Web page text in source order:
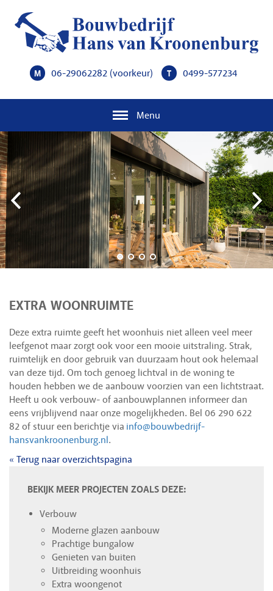
M 06-29062282 (voorkeur) T 0499-577234
Menu
Previous Next
EXTRA WOONRUIMTE
Deze extra ruimte geeft het woonhuis niet alleen veel meer
leefgenot maar zorgt ook voor een mooie uitstraling. Strak,
ruimtelijk en door gebruik van duurzaam hout ook helemaal
van deze tijd. Om toch genoeg lichtval in de woning te
houden hebben we de aanbouw voorzien van een lichtstraat.
Heeft u ook verbouw- of aanbouwplannen informeer dan
eens vrijblijvend naar onze mogelijkheden. Bel 06 290 622
82 of stuur een berichtje via info@bouwbedrijf-
hansvankroonenburg.nl.
« Terug naar overzichtspagina
BEKIJK MEER PROJECTEN ZOALS DEZE:
Verbouw
Moderne glazen aanbouw
Prachtige bungalow
Genieten van buiten
Uitbreiding woonhuis
Extra woongenot